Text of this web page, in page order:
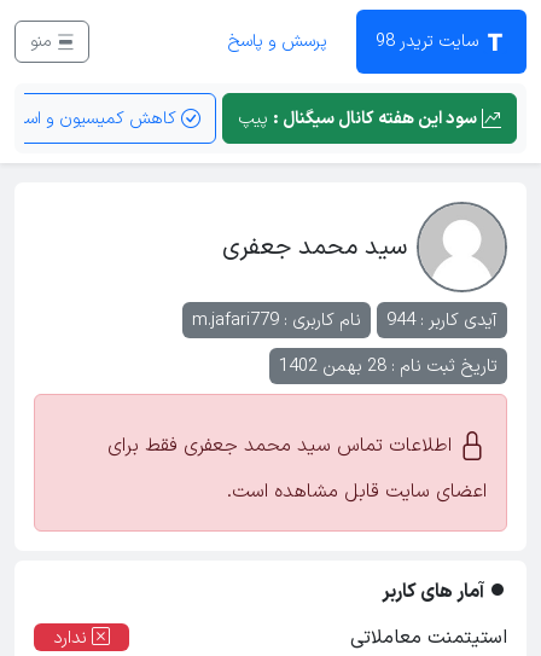
سایت تریدر 98 پرسش و پاسخ
سود این هفته کانال سیگنال : پیپ کاهش کمیسیون و اسپرد
سید محمد جعفری
آیدی کاربر : 944 نام کاربری : m.jafari779
تاریخ ثبت نام : 28 بهمن 1402
اطلاعات تماس سید محمد جعفری فقط برای
اعضای سایت قابل مشاهده است.
آمار های کاربر
استیتمنت معاملاتی
ندارد